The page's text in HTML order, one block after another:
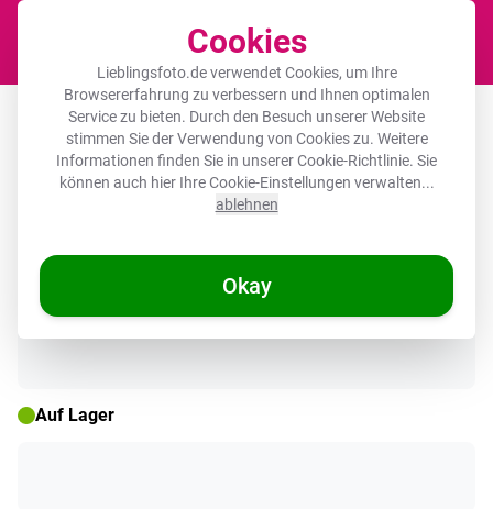
Cookies
Lieblingsfoto.de verwendet Cookies, um Ihre
Browsererfahrung zu verbessern und Ihnen optimalen
Service zu bieten. Durch den Besuch unserer Website
stimmen Sie der Verwendung von Cookies zu. Weitere
Informationen finden Sie in unsererCookie-Richtlinie. Sie
können auch hier Ihre Cookie-Einstellungen verwalten...
ablehnen
Okay
Leinwandbild - Florales Muster - Rosa
- Orange - Blumen
🌞 SOMMERDEALS
Auf Lager